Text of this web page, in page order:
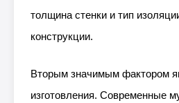
толщина стенки и тип
конструкции.
Вторым значимым фактором
изготовления. Современные